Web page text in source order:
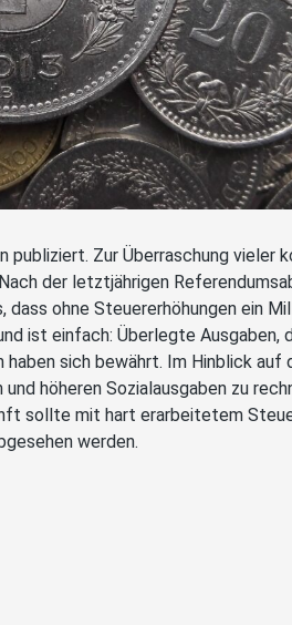
publiziert. Zur Überraschung vieler
der letztjährigen
ohne Steuererhöhungen ein
ist einfach: Überlegte Ausgaben,
sich bewährt. Im Hinblick auf
höheren Sozialausgaben zu
sollte mit hart erarbeitetem
werden.